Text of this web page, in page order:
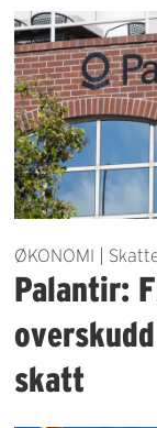
ØKONOMI |
Palantir:
skatt